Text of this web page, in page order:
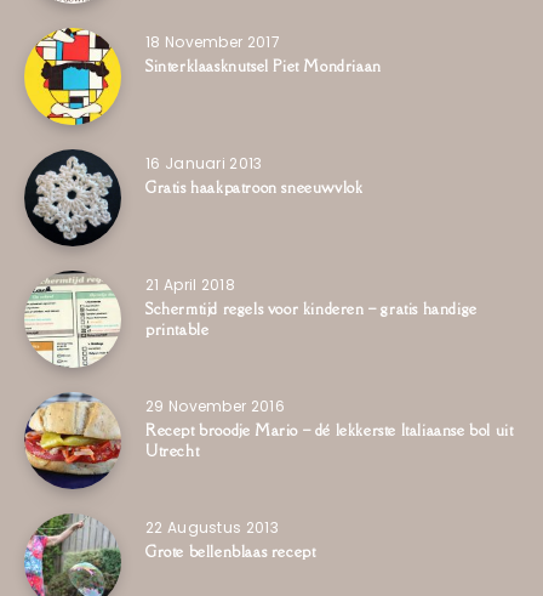
18 November 2017
Sinterklaasknutsel Piet Mondriaan
16 Januari 2013
Gratis haakpatroon sneeuwvlok
21 April 2018
Schermtijd regels voor kinderen – gratis handige
printable
29 November 2016
Recept broodje Mario – dé lekkerste Italiaanse bol uit
Utrecht
22 Augustus 2013
Grote bellenblaas recept